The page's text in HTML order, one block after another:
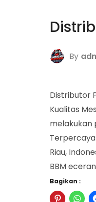
By
Distributor
Kualitas
melakukan
Terpercaya
Riau,
BBM
Bagikan :